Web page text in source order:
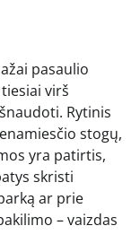
pasaulio
virš
Rytinis
stogų,
yra patirtis,
skristi
ar prie
– vaizdas